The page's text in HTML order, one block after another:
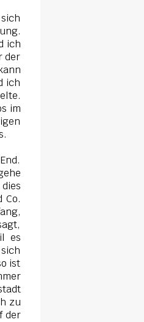
ich
der
ich
im
Co.
es
ist
zu
der